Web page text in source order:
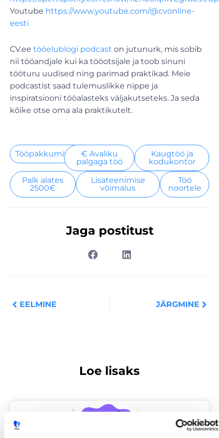
Youtube https://www.youtube.com/@cvonline-
eesti
CV.ee tööelublogi podcast on jutunurk, mis sobib
nii tööandjale kui ka tööotsijale ja toob sinuni
tööturu uudised ning parimad praktikad. Meie
podcastist saad tulemuslikke nippe ja
inspiratsiooni tööalasteks väljakutseteks. Ja seda
kõike otse oma ala praktikutelt.
Tööpakkumised
€ Avaliku
palgaga töö
Kaugtöö ja
kodukontor
Palk alates
2500€
Lisateenimise
võimalus
Töö
noortele
Jaga postitust
EELMINE JÄRGMINE
Loe lisaks